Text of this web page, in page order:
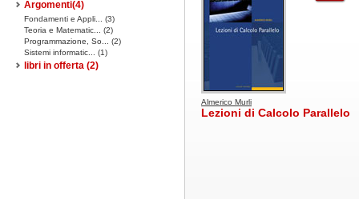
Argomenti(4)
Fondamenti e Appli... (3)
Teoria e Matematic... (2)
Programmazione, So... (2)
Sistemi informatic... (1)
libri in offerta (2)
Almerico Murli
Lezioni di Calcolo Parallelo